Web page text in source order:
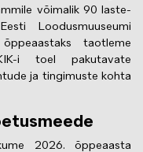
võimalik 90 laste-
Loodusmuuseumi
taotleme
i toel pakutavate
ja tingimuste kohta
2026. õppeaasta